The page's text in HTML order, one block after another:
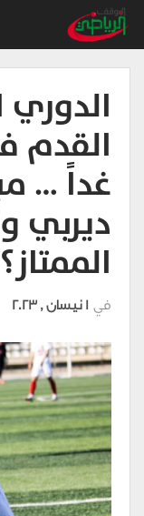
الدوري
غداً …
ديربي
الممتاز؟
في 1 نيسان , 2023